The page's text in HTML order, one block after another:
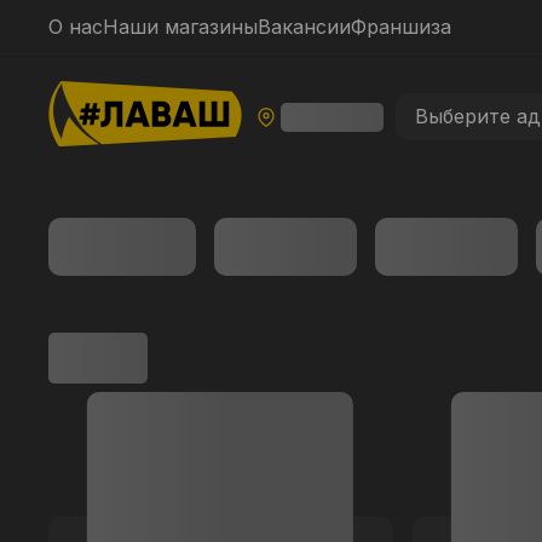
О насНаши магазиныВакансииФраншиза
Выберите